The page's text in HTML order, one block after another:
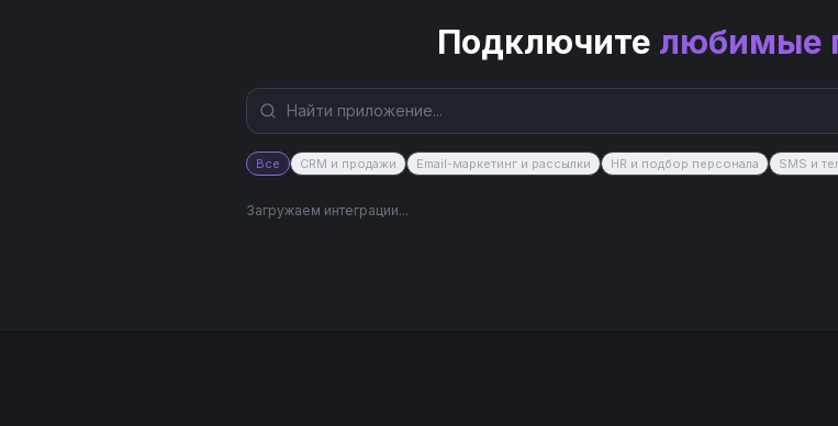
Подключите любимые
Все CRM и продажи Email-маркетинг и рассылки HR и подбор персонала SMS и
Загружаем интеграции...